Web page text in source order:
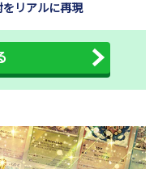
リアルに再現